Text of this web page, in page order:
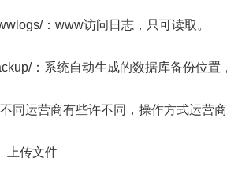
：www访问日志，只可读取。
：系统自动生成的数据库备份位置
不同运营商有些许不同，操作方式运营商
上传文件